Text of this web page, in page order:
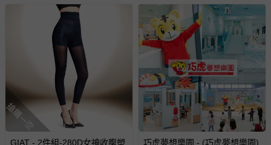
搶購一空
GIAT - 2件組-280D女神收腹塑
巧虎夢想樂園 - (巧虎夢想樂園)